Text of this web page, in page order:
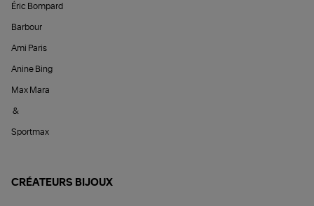
Éric Bompard
Barbour
Ami Paris
Anine Bing
Max Mara
&
Sportmax
CRÉATEURS BIJOUX